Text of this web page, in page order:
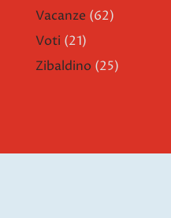
Vacanze (62)
Voti (21)
Zibaldino (25)